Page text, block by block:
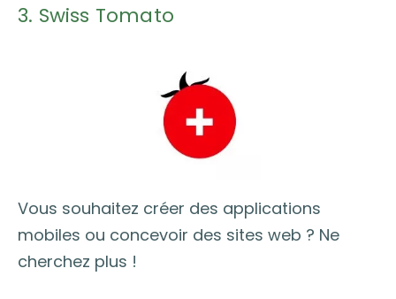
3. Swiss Tomato
Vous souhaitez créer des applications
mobiles ou concevoir des sites web ? Ne
cherchez plus !